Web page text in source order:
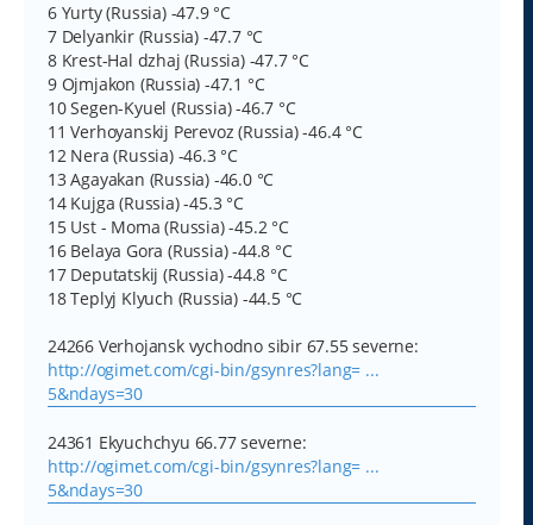
6 Yurty (Russia) -47.9 °C
7 Delyankir (Russia) -47.7 °C
8 Krest-Hal dzhaj (Russia) -47.7 °C
9 Ojmjakon (Russia) -47.1 °C
10 Segen-Kyuel (Russia) -46.7 °C
11 Verhoyanskij Perevoz (Russia) -46.4 °C
12 Nera (Russia) -46.3 °C
13 Agayakan (Russia) -46.0 °C
14 Kujga (Russia) -45.3 °C
15 Ust - Moma (Russia) -45.2 °C
16 Belaya Gora (Russia) -44.8 °C
17 Deputatskij (Russia) -44.8 °C
18 Teplyj Klyuch (Russia) -44.5 °C
24266 Verhojansk vychodno sibir 67.55 severne:
http://ogimet.com/cgi-bin/gsynres?lang= ...
5&ndays=30
24361 Ekyuchchyu 66.77 severne:
http://ogimet.com/cgi-bin/gsynres?lang= ...
5&ndays=30